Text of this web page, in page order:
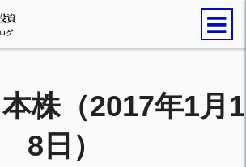
株（2017年1月1
8日）